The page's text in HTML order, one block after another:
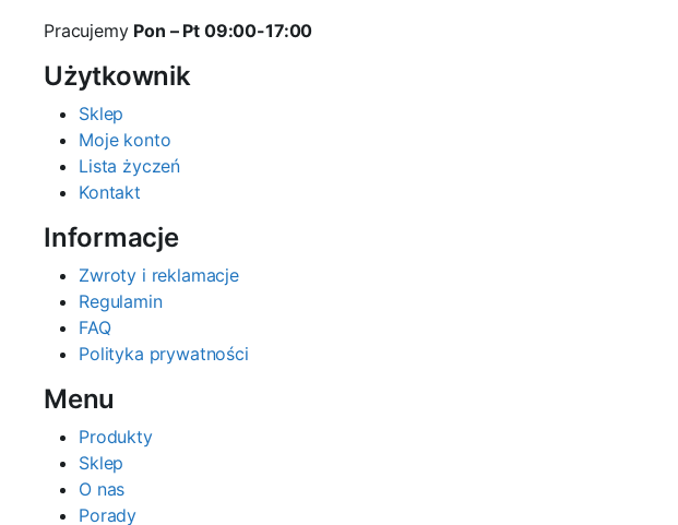
Pracujemy Pon – Pt 09:00-17:00
Użytkownik
Sklep
Moje konto
Lista życzeń
Kontakt
Informacje
Zwroty i reklamacje
Regulamin
FAQ
Polityka prywatności
Menu
Produkty
Sklep
O nas
Porady